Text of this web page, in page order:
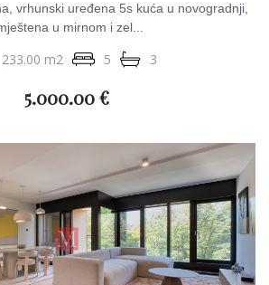
vrhunski uređena 5s kuća u novogradnji,
u mirnom i zel...
233.00 m2 5 3
5.000.00 €